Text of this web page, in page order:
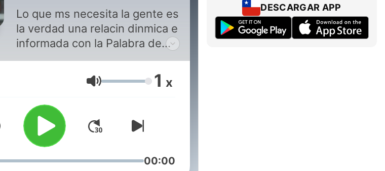
Lo que ms necesita la gente es
la verdad una relacin dinmica e
informada con la Palabra de
Dios. En un mundo catico
cegado por la incredulidad,
tradicin, el misticismo y error
doctrinal, la Palabra de Dios
penetra todo esto y prove
respuestas. Sintonize Gracia a
Vosotros para escuchar una
enseanza clara, prctica,
Volumen 1 x
00:00
DESCARGAR APP